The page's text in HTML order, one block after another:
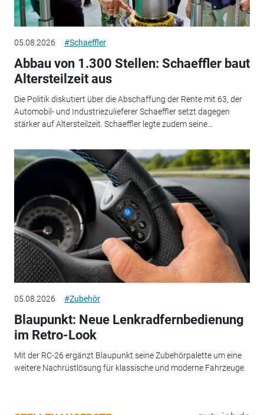
05.08.2026 #Schaeffler
Abbau von 1.300 Stellen: Schaeffler baut
Altersteilzeit aus
Die Politik diskutiert über die Abschaffung der Rente mit 63, der
Automobil- und Industriezulieferer Schaeffler setzt dagegen
stärker auf Altersteilzeit. Schaeffler legte zudem seine...
05.08.2026 #Zubehör
Blaupunkt: Neue Lenkradfernbedienung
im Retro-Look
Mit der RC-26 ergänzt Blaupunkt seine Zubehörpalette um eine
weitere Nachrüstlösung für klassische und moderne Fahrzeuge.